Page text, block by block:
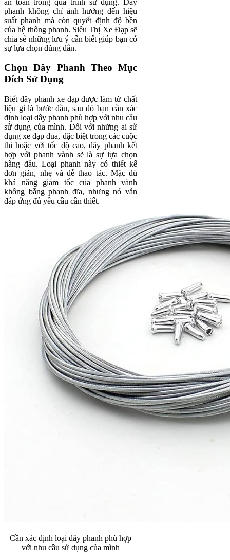
phanh không chỉ ảnh hưởng đến hiệu
suất phanh mà còn quyết định độ bền
của hệ thống phanh. Siêu Thị Xe Đạp sẽ
chia sẻ những lưu ý cần biết giúp bạn có
sự lựa chọn đúng đắn.
Chọn Dây Phanh Theo Mục
Đích Sử Dụng
Biết dây phanh xe đạp được làm từ chất
liệu gì là bước đầu, sau đó bạn cần xác
định loại dây phanh phù hợp với nhu cầu
sử dụng của mình. Đối với những ai sử
dụng xe đạp đua, đặc biệt trong các cuộc
thi hoặc với tốc độ cao, dây phanh kết
hợp với phanh vành sẽ là sự lựa chọn
hàng đầu. Loại phanh này có thiết kế
đơn giản, nhẹ và dễ thao tác. Mặc dù
khả năng giảm tốc của phanh vành
không bằng phanh đĩa, nhưng nó vẫn
đáp ứng đủ yêu cầu cần thiết.
Cần xác định loại dây phanh phù hợp
với nhu cầu sử dụng của mình